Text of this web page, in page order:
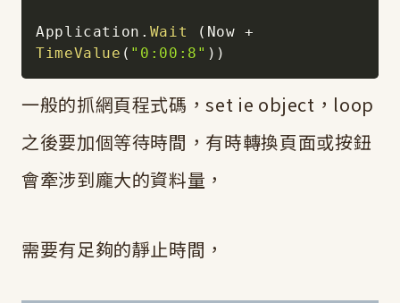
Application . Wait ( Now +
TimeValue ( "0:00:8" ) )
一般的抓網頁程式碼，set ie object，loop
之後要加個等待時間，有時轉換頁面或按鈕
會牽涉到龐大的資料量，
需要有足夠的靜止時間，